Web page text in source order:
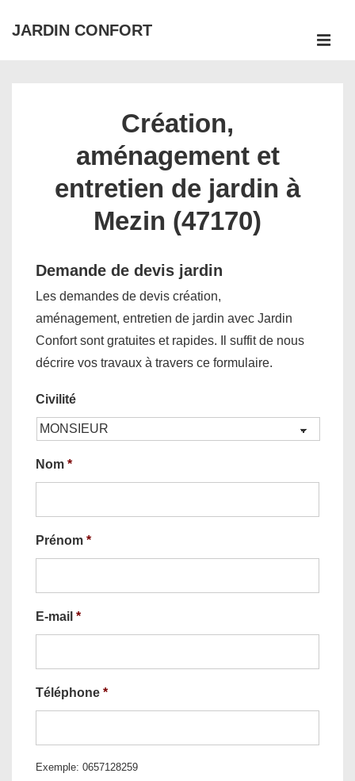
passer
JARDIN CONFORT
Création,
aménagement et
entretien de jardin à
Mezin (47170)
Demande de devis jardin
Les demandes de devis création,
aménagement, entretien de jardin avec Jardin
Confort sont gratuites et rapides. Il suffit de nous
décrire vos travaux à travers ce formulaire.
Civilité
Nom *
Prénom *
E-mail *
Téléphone *
Exemple: 0657128259